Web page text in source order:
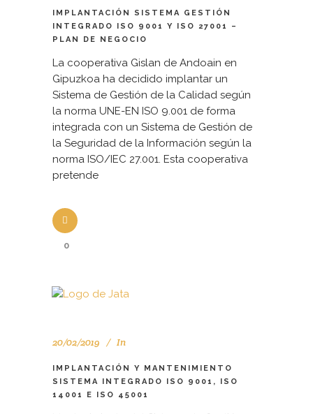
IMPLANTACIÓN SISTEMA GESTIÓN
INTEGRADO ISO 9001 Y ISO 27001 –
PLAN DE NEGOCIO
La cooperativa Gislan de Andoain en
Gipuzkoa ha decidido implantar un
Sistema de Gestión de la Calidad según
la norma UNE-EN ISO 9.001 de forma
integrada con un Sistema de Gestión de
la Seguridad de la Información según la
norma ISO/IEC 27.001. Esta cooperativa
pretende
0
20/02/2019 In
IMPLANTACIÓN Y MANTENIMIENTO
SISTEMA INTEGRADO ISO 9001, ISO
14001 E ISO 45001